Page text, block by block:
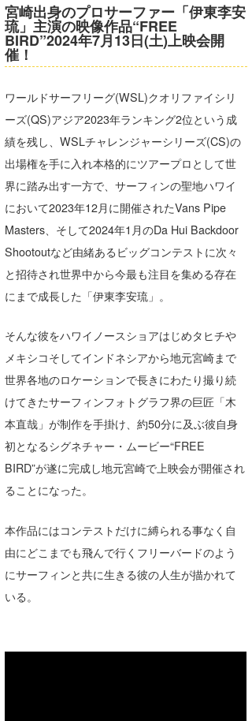
宮崎出身のプロサーファー「伊東李安
琉」主演の映像作品“FREE
BIRD”2024年7月13日(土)上映会開
催！
ワールドサーフリーグ(WSL)クオリファイシリ
ーズ(QS)アジア2023年ランキング2位という成
績を残し、WSLチャレンジャーシリーズ(CS)の
出場権を手に入れ本格的にツアープロとして世
界に踏み出す一方で、サーフィンの聖地ハワイ
において2023年12月に開催されたVans Pipe
Masters、そして2024年1月のDa Hui Backdoor
Shootoutなど由緒あるビッグコンテストに次々
と招待され世界中から今最も注目を集める存在
にまで成長した「伊東李安琉」。
そんな彼をハワイノースショアはじめタヒチや
メキシコそしてインドネシアから地元宮崎まで
世界各地のロケーションで長きにわたり撮り続
けてきたサーフィンフォトグラフ界の巨匠「木
本直哉」が制作を手掛け、約50分に及ぶ彼自身
初となるシグネチャー・ムービー“FREE
BIRD”が遂に完成し地元宮崎で上映会が開催され
ることになった。
本作品にはコンテストだけに縛られる事なく自
由にどこまでも飛んで行くフリーバードのよう
にサーフィンと共に生きる彼の人生が描かれて
いる。
千葉北
伊豆
大阪
四国
沖縄
その他
ルール＆How to
サーファーズ
Core Surf Japan
mitsuteru Kamio
Yasunari Inoue
Yoshiyuki Obata
arukasvision
DELTA FORCE SURF
メディア
SURFMEDIA
Colors MAGAZINE
WAVAL
波伝説アンバサダー/プロライダー
福島寿実子
中浦“JET”章
嵯峨明日香
進士剛光
波伝説スタッフ
☆加藤
+☆maki☆+
Aichan
波伝説